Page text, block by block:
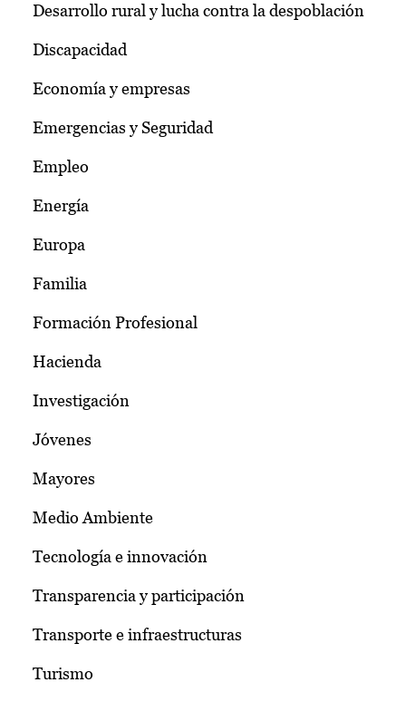
Desarrollo rural y lucha contra la despoblación
Discapacidad
Economía y empresas
Emergencias y Seguridad
Empleo
Energía
Europa
Familia
Formación Profesional
Hacienda
Investigación
Jóvenes
Mayores
Medio Ambiente
Tecnología e innovación
Transparencia y participación
Transporte e infraestructuras
Turismo